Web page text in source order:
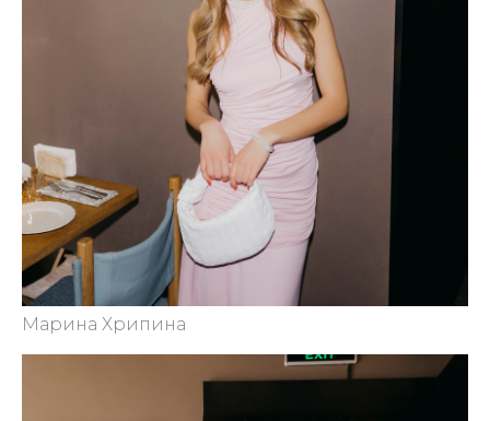
Марина Хрипина